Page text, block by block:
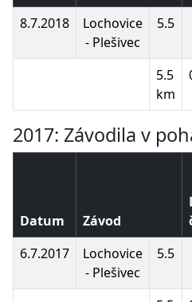
8.7.2018
Lochovice
- Plešivec
5.5
5.5
km
2017: Závodila v
Datum Závod
6.7.2017
Lochovice
- Plešivec
5.5